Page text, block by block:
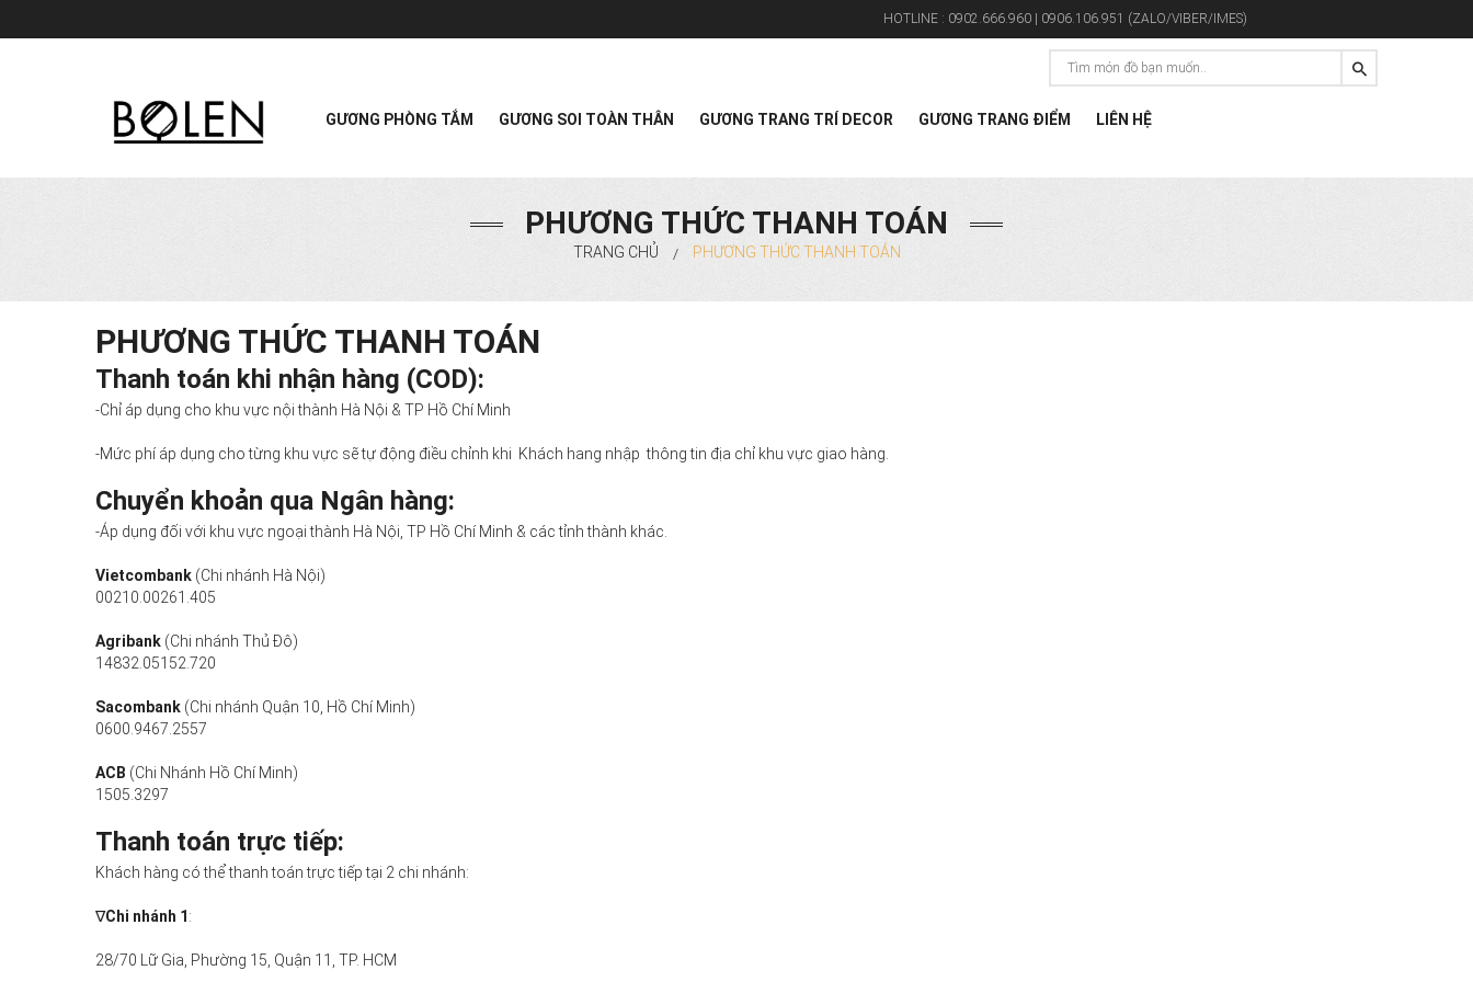
HOTLINE : 0902.666.960 | 0906.106.951 (ZALO/VIBER/IMES)
GƯƠNG PHÒNG TẮM GƯƠNG SOI TOÀN THÂN GƯƠNG TRANG TRÍ DECOR GƯƠNG TRANG ĐIỂM LIÊN HỆ
PHƯƠNG THỨC THANH TOÁN
TRANG CHỦ / PHƯƠNG THỨC THANH TOÁN
PHƯƠNG THỨC THANH TOÁN
Thanh toán khi nhận hàng (COD):
-Chỉ áp dụng cho khu vực nội thành Hà Nội & TP Hồ Chí Minh
-Mức phí áp dụng cho từng khu vực sẽ tự động điều chỉnh khi Khách hang nhập thông tin địa chỉ khu vực giao hàng.
Chuyển khoản qua Ngân hàng:
-Áp dụng đối với khu vực ngoại thành Hà Nội, TP Hồ Chí Minh & các tỉnh thành khác.
Vietcombank (Chi nhánh Hà Nội)
00210.00261.405
Agribank (Chi nhánh Thủ Đô)
14832.05152.720
Sacombank (Chi nhánh Quận 10, Hồ Chí Minh)
0600.9467.2557
ACB (Chi Nhánh Hồ Chí Minh)
1505.3297
Thanh toán trực tiếp:
Khách hàng có thể thanh toán trực tiếp tại 2 chi nhánh:
∇Chi nhánh 1:
28/70 Lữ Gia, Phường 15, Quận 11, TP. HCM